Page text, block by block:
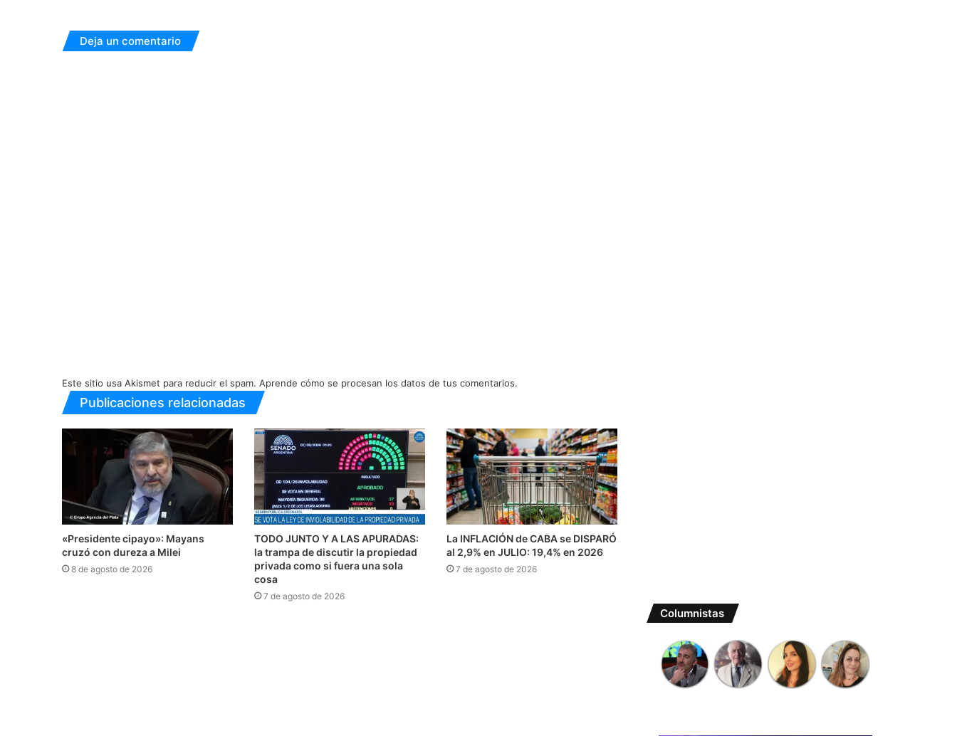
Deja un comentario
Este sitio usa Akismet para reducir el spam. Aprende cómo se procesan los datos de tus comentarios.
Publicaciones relacionadas
«Presidente cipayo»: Mayans
cruzó con dureza a Milei
8 de agosto de 2026
TODO JUNTO Y A LAS APURADAS:
la trampa de discutir la propiedad
privada como si fuera una sola
cosa
7 de agosto de 2026
La INFLACIÓN de CABA se DISPARÓ
al 2,9% en JULIO: 19,4% en 2026
7 de agosto de 2026
Columnistas